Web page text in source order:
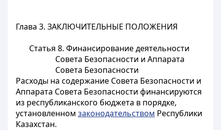
Глава 3. ЗАКЛЮЧИТЕЛЬНЫЕ ПОЛОЖЕНИЯ
Статья 8. Финансирование деятельности
Совета Безопасности и Аппарата
Совета Безопасности
Расходы на содержание Совета Безопасности и
Аппарата Совета Безопасности финансируются
из республиканского бюджета в порядке,
установленном законодательством Республики
Казахстан.